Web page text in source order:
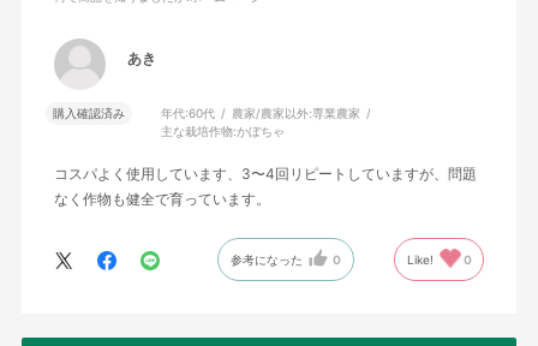
あき
購入確認済み 年代:60代 農家/農家以外:専業農家
主な栽培作物:かぼちゃ
コスパよく使用しています、3〜4回リピートしていますが、問題
なく作物も健全で育っています。
参考になった 0 Like! 0